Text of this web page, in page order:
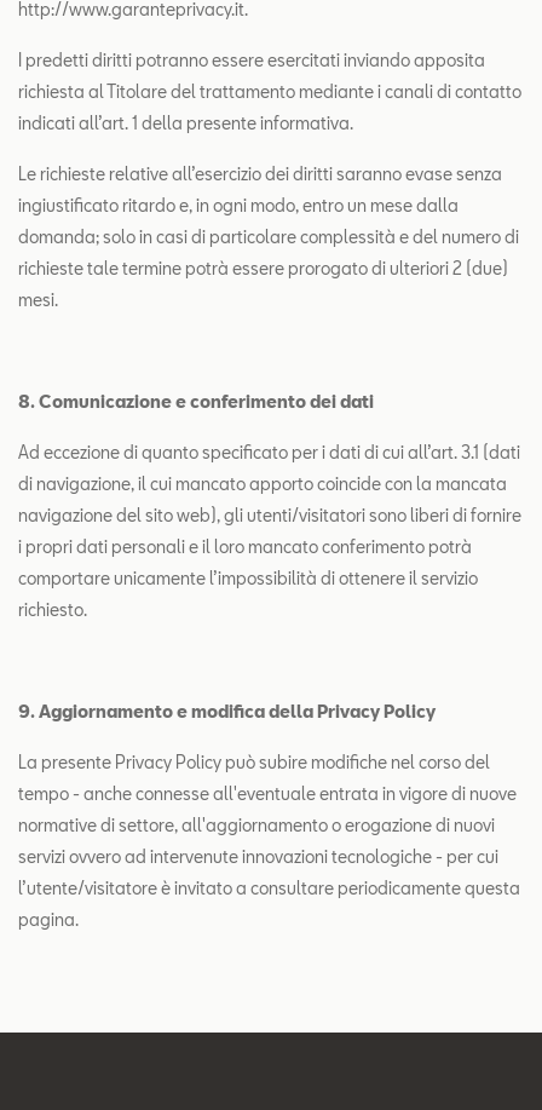
http://www.garanteprivacy.it.
I predetti diritti potranno essere esercitati inviando apposita
richiesta al Titolare del trattamento mediante i canali di contatto
indicati all’art. 1 della presente informativa.
Le richieste relative all’esercizio dei diritti saranno evase senza
ingiustificato ritardo e, in ogni modo, entro un mese dalla
domanda; solo in casi di particolare complessità e del numero di
richieste tale termine potrà essere prorogato di ulteriori 2 (due)
mesi.
8. Comunicazione e conferimento dei dati
Ad eccezione di quanto specificato per i dati di cui all’art. 3.1 (dati
di navigazione, il cui mancato apporto coincide con la mancata
navigazione del sito web), gli utenti/visitatori sono liberi di fornire
i propri dati personali e il loro mancato conferimento potrà
comportare unicamente l’impossibilità di ottenere il servizio
richiesto.
9. Aggiornamento e modifica della Privacy Policy
La presente Privacy Policy può subire modifiche nel corso del
tempo - anche connesse all'eventuale entrata in vigore di nuove
normative di settore, all'aggiornamento o erogazione di nuovi
servizi ovvero ad intervenute innovazioni tecnologiche - per cui
l’utente/visitatore è invitato a consultare periodicamente questa
pagina.